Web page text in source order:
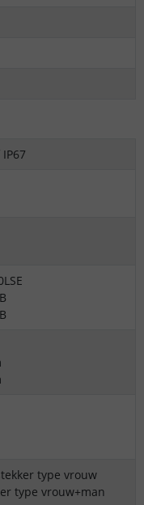
type vrouw
type vrouw+man